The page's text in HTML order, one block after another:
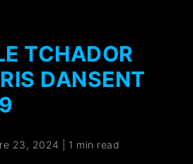
TCHADOR
DANSENT
23, 2024 1 min read